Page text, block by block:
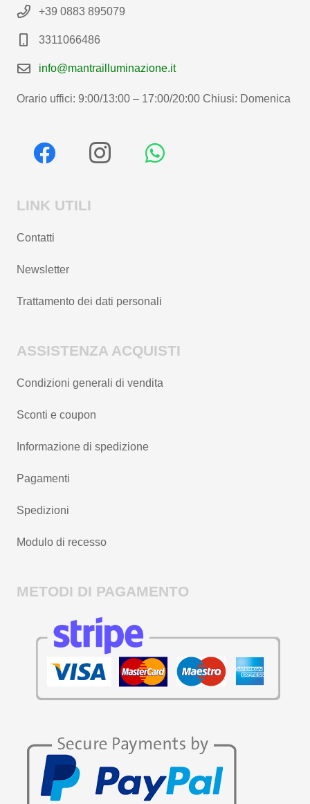
+39 0883 895079
3311066486
info@mantrailluminazione.it
Orario uffici: 9:00/13:00 – 17:00/20:00 Chiusi: Domenica
LINK UTILI
Contatti
Newsletter
Trattamento dei dati personali
ASSISTENZA ACQUISTI
Condizioni generali di vendita
Sconti e coupon
Informazione di spedizione
Pagamenti
Spedizioni
Modulo di recesso
METODI DI PAGAMENTO